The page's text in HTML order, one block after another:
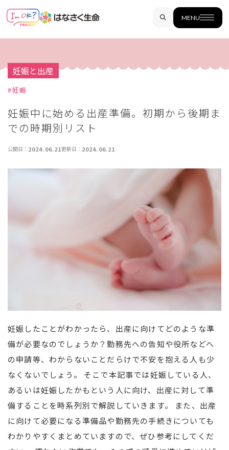
MENU
妊娠と出産
#妊娠
妊娠中に始める出産準備。初期から後期ま
での時期別リスト
公開日： 2024.06.21更新日： 2024.06.21
妊娠したことがわかったら、出産に向けてどのような準
備が必要なのでしょうか？勤務先への告知や役所などへ
の申請等、わからないことだらけで不安を抱える人も少
なくないでしょう。 そこで本記事では妊娠している人、
あるいは妊娠したかもという人に向け、出産に対して準
備することを時系列別で解説していきます。 また、出産
に向けて必要になる準備品や勤務先の手続きについても
わかりやすくまとめていますので、ぜひ参考にしてくだ